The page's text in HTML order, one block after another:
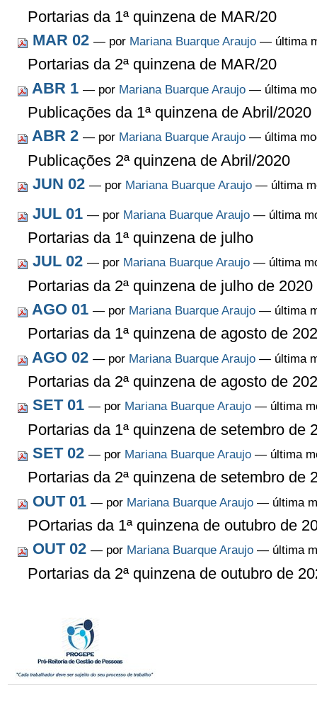
Portarias da 1ª quinzena de MAR/20
MAR 02 — por Mariana Buarque Araujo — última
Portarias da 2ª quinzena de MAR/20
ABR 1 — por Mariana Buarque Araujo — última
Publicações da 1ª quinzena de Abril/2020
ABR 2 — por Mariana Buarque Araujo — última
Publicações 2ª quinzena de Abril/2020
JUN 02 — por Mariana Buarque Araujo — última
JUL 01 — por Mariana Buarque Araujo — última
Portarias da 1ª quinzena de julho
JUL 02 — por Mariana Buarque Araujo — última
Portarias da 2ª quinzena de julho de 2020
AGO 01 — por Mariana Buarque Araujo — última
Portarias da 1ª quinzena de agosto de
AGO 02 — por Mariana Buarque Araujo — última
Portarias da 2ª quinzena de agosto de
SET 01 — por Mariana Buarque Araujo — última
Portarias da 1ª quinzena de setembro de
SET 02— por Mariana Buarque Araujo — última
Portarias da 2ª quinzena de setembro de
OUT 01 — por Mariana Buarque Araujo — última
POrtarias da 1ª quinzena de outubro de
OUT 02 — por Mariana Buarque Araujo — última
Portarias da 2ª quinzena de outubro de